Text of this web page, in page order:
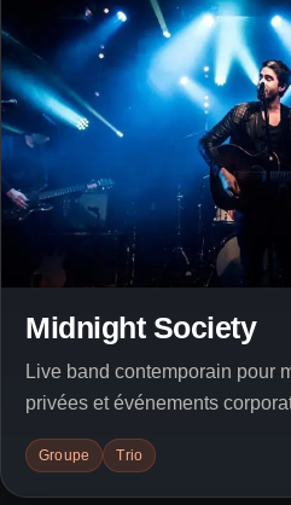
Midnight Society
Live band contemporain pour
privées et événements
Groupe Trio